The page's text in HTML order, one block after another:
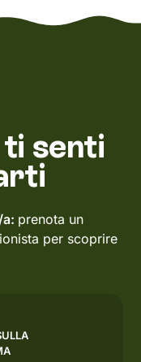
senti
prenota un
per scoprire